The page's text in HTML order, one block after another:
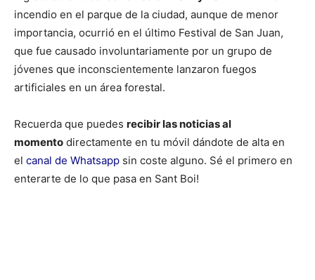
incendio en el parque de la ciudad, aunque de menor
importancia, ocurrió en el último Festival de San Juan,
que fue causado involuntariamente por un grupo de
jóvenes que inconscientemente lanzaron fuegos
artificiales en un área forestal.
Recuerda que puedes recibir las noticias al
momento directamente en tu móvil dándote de alta en
el canal de Whatsapp sin coste alguno. Sé el primero en
enterarte de lo que pasa en Sant Boi!